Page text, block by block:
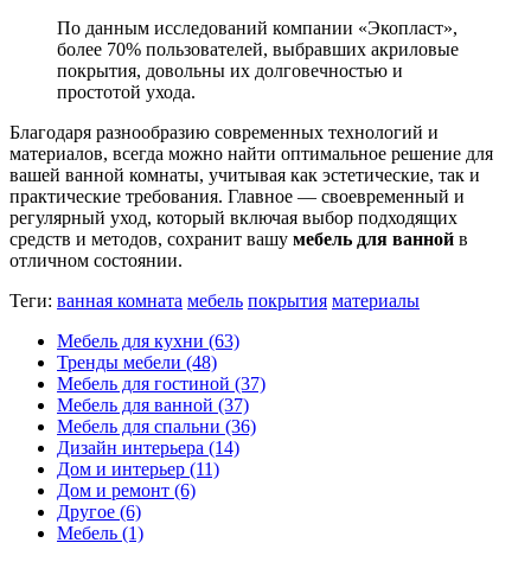
По данным исследований компании «Экопласт»,
более 70% пользователей, выбравших акриловые
покрытия, довольны их долговечностью и
простотой ухода.
Благодаря разнообразию современных технологий и
материалов, всегда можно найти оптимальное решение для
вашей ванной комнаты, учитывая как эстетические, так и
практические требования. Главное — своевременный и
регулярный уход, который включая выбор подходящих
средств и методов, сохранит вашу мебель для ванной в
отличном состоянии.
Теги: ванная комната мебель покрытия материалы
Мебель для кухни (63)
Тренды мебели (48)
Мебель для гостиной (37)
Мебель для ванной (37)
Мебель для спальни (36)
Дизайн интерьера (14)
Дом и интерьер (11)
Дом и ремонт (6)
Другое (6)
Мебель (1)